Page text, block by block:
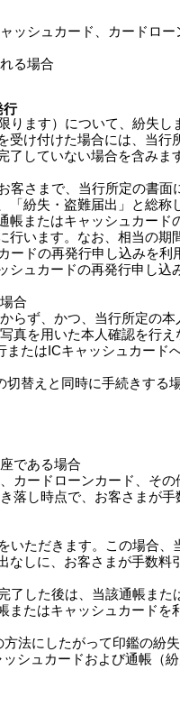
シュカード、カードロ
る場合
行
ます）について、紛失
け付けた場合には、当
していない場合を含み
さまで、当行所定の書
紛失・盗難届出」と総
またはキャッシュカー
います。なお、相当の期
ドの再発行申し込みを
ュカードの再発行申し
合
ず、かつ、当行所定の
真を用いた本人確認を行え
たはICキャッシュカード
替えと同時に手続きする
である場合
ードローンカード、そ
し時点で、お客さまが
ただきます。この場合、
しに、お客さまが手数
した後は、当該通帳ま
たはキャッシュカード
法にしたがって印鑑の紛
シュカードおよび通帳（